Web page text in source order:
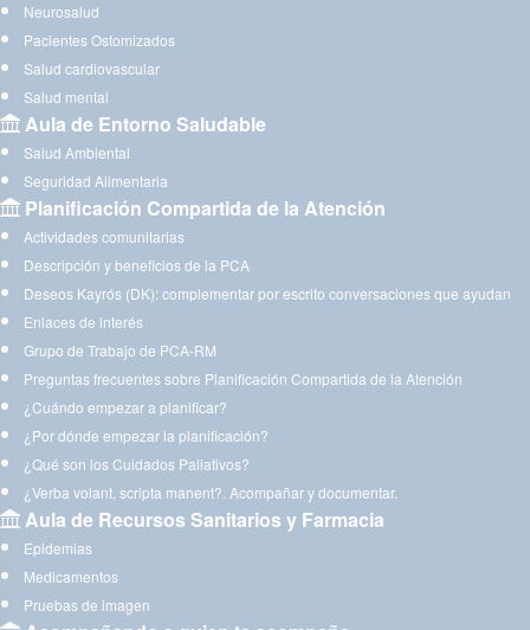
Neurosalud
Pacientes Ostomizados
Salud cardiovascular
Salud mental
Aula de Entorno Saludable
Salud Ambiental
Seguridad Alimentaria
Planificación Compartida de la Atención
Actividades comunitarias
Descripción y beneficios de la PCA
Deseos Kayrós (DK): complementar por escrito conversaciones que ayudan
Enlaces de interés
Grupo de Trabajo de PCA-RM
Preguntas frecuentes sobre Planificación Compartida de la Atención
¿Cuándo empezar a planificar?
¿Por dónde empezar la planificación?
¿Qué son los Cuidados Paliativos?
¿Verba volant, scripta manent?. Acompañar y documentar.
Aula de Recursos Sanitarios y Farmacia
Epidemias
Medicamentos
Pruebas de imagen